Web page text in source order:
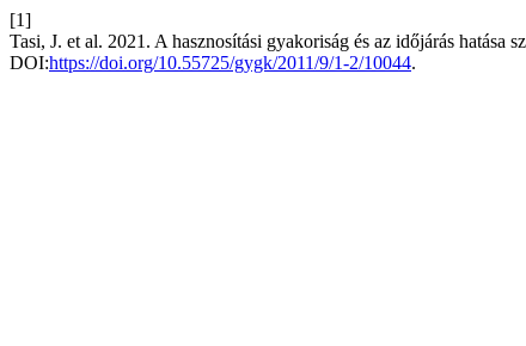
[1]
Tasi, J. et al. 2021. A hasznosítási gyakoriság és az időjárás hatása
DOI:https://doi.org/10.55725/gygk/2011/9/1-2/10044.